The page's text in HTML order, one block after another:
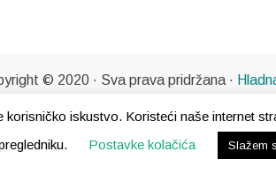
iskustvo. Koristeći naše internet
Postavke kolačića Slažem
© 2020 · Sva prava pridržana ·